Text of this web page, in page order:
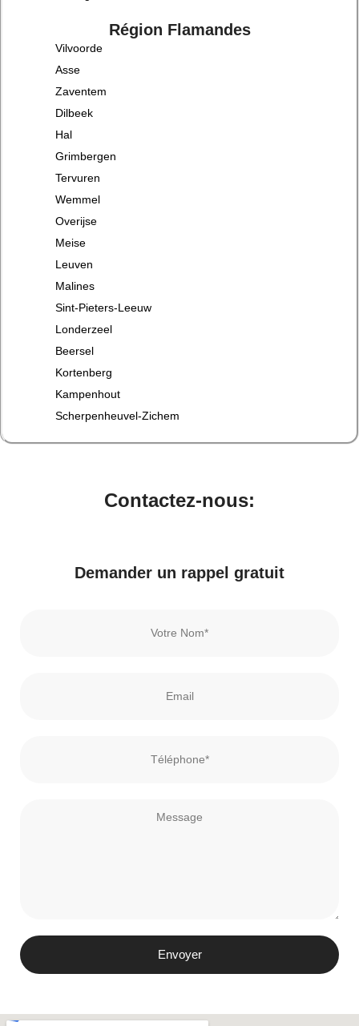
Région Flamandes
Vilvoorde
Asse
Zaventem
Dilbeek
Hal
Grimbergen
Tervuren
Wemmel
Overijse
Meise
Leuven
Malines
Sint-Pieters-Leeuw
Londerzeel
Beersel
Kortenberg
Kampenhout
Scherpenheuvel-Zichem
Contactez-nous:
Demander un rappel gratuit
Envoyer